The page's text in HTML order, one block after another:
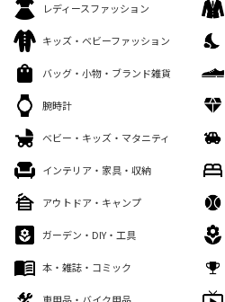
レディースファッション
キッズ・ベビーファッション
バッグ・小物・ブランド雑貨
腕時計
ベビー・キッズ・マタニティ
インテリア・家具・収納
アウトドア・キャンプ
ガーデン・DIY・工具
本・雑誌・コミック